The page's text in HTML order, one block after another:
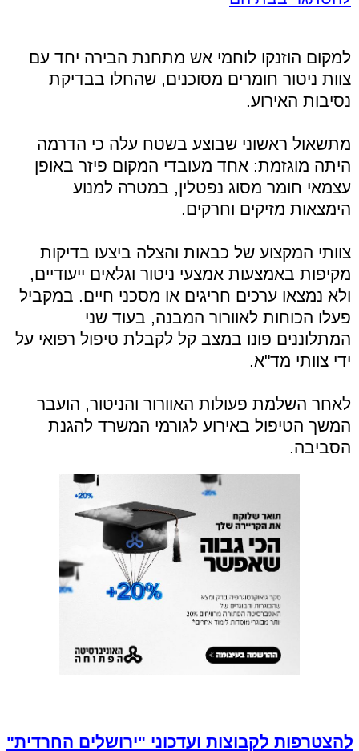
למקום הוזנקו לוחמי אש מתחנת הבירה יחד עם
צוות ניטור חומרים מסוכנים, שהחלו בבדיקת
נסיבות האירוע.
מתשאול ראשוני שבוצע בשטח עלה כי הדרמה
היתה מוגזמת: אחד מעובדי המקום פיזר באופן
עצמאי חומר מסוג נפטלין, במטרה למנוע
הימצאות מזיקים וחרקים.
צוותי המקצוע של כבאות והצלה ביצעו בדיקות
מקיפות באמצעות אמצעי ניטור וגלאים ייעודיים,
ולא נמצאו ערכים חריגים או מסכני חיים. במקביל
פעלו הכוחות לאוורור המבנה, בעוד שני
המתלוננים פונו במצב קל לקבלת טיפול רפואי על
ידי צוותי מד"א.
לאחר השלמת פעולות האוורור והניטור, הועבר
המשך הטיפול באירוע לגורמי המשרד להגנת
הסביבה.
להצטרפות לקבוצות ועדכוני "ירושלים החרדית"